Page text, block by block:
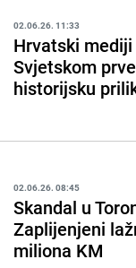
02.06.26. 11:33
Hrvatski
Svjetskom
historijsku
02.06.26. 08:45
Skandal u
Zaplijenjeni
miliona KM